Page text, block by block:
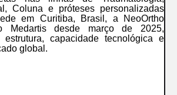
Coluna e próteses personalizadas
em Curitiba, Brasil , a NeoOrtho
Medartis desde março de 2025,
estrutura, capacidade tecnológica e
global.